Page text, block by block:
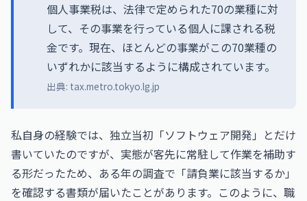
個人事業税は、法律で定められた70の業種に対
して、その事業を行っている個人に課される税
金です。現在、ほとんどの事業がこの70業種の
いずれかに該当するように構成されています。
出典: tax.metro.tokyo.lg.jp
私自身の経験では、独立当初「ソフトウェア開発」とだけ
書いていたのですが、実態が客先に常駐して作業を補助す
る形だったため、ある年の調査で「請負業に該当するか」
を確認する書類が届いたことがあります。このように、職